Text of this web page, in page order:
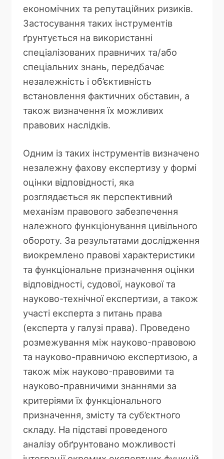
економічних та репутаційних ризиків.
Застосування таких інструментів
ґрунтується на використанні
спеціалізованих правничих та/або
спеціальних знань, передбачає
незалежність і об’єктивність
встановлення фактичних обставин, а
також визначення їх можливих
правових наслідків.
Одним із таких інструментів визначено
незалежну фахову експертизу у формі
оцінки відповідності, яка
розглядається як перспективний
механізм правового забезпечення
належного функціонування цивільного
обороту. За результатами дослідження
виокремлено правові характеристики
та функціональне призначення оцінки
відповідності, судової, наукової та
науково-технічної експертизи, а також
участі експерта з питань права
(експерта у галузі права). Проведено
розмежування між науково-правовою
та науково-правничою експертизою, а
також між науково-правовими та
науково-правничими знаннями за
критеріями їх функціонального
призначення, змісту та суб’єктного
складу. На підставі проведеного
аналізу обґрунтовано можливості